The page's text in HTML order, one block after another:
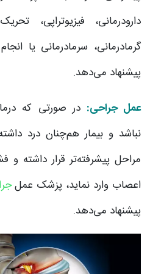
دارودرمانی، فیزیوتراپی،
گرمادرمانی، سرمادرمانی یا
پیشنهاد می‌دهد.
عمل جراحی: در صورتی که
نباشد و بیمار هم‌چنان درد
مراحل پیشرفته‌تر قرار داشته و
اعصاب وارد نماید، پزشک عمل
پیشنهاد می‎‌دهد.